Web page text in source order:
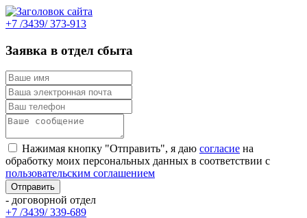
+7 /3439/ 373-913
Заявка в отдел сбыта
Нажимая кнопку "Отправить", я даю согласие на
обработку моих персональных данных в соответствии с
пользовательским соглашением
- договорной отдел
+7 /3439/ 339-689